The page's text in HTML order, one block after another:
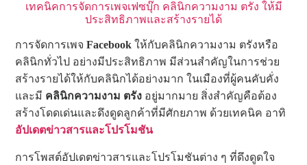
เทคนิคการจัดการเพจเฟซบุ๊ก คลินิกความงาม ตรัง ให้มี
ประสิทธิภาพและสร้างรายได้
การจัดการเพจFacebook ให้กับคลินิกความงาม ตรังหรือ
คลินิกทั่วไป อย่างมีประสิทธิภาพ มีส่วนสำคัญในการช่วย
สร้างรายได้ให้กับคลินิกได้อย่างมาก ในเมืองที่ผู้คนคับคั่ง
และมี คลินิกความงาม ตรัง อยู่มากมาย สิ่งสำคัญคือต้อง
สร้างโดดเด่นและดึงดูดลูกค้าที่มีศักยภาพ ด้วยเทคนิค อาทิ
อัปเดตข่าวสารและโปรโมชัน
การโพสต์อัปเดตข่าวสารและโปรโมชันต่าง ๆ ที่ดึงดูดใจ